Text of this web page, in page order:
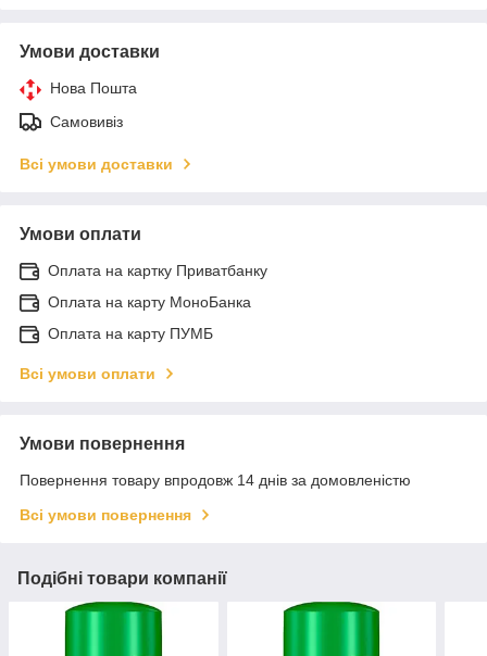
Умови доставки
Нова Пошта
Самовивіз
Всі умови доставки
Умови оплати
Оплата на картку Приватбанку
Оплата на карту МоноБанка
Оплата на карту ПУМБ
Всі умови оплати
Умови повернення
Повернення товару впродовж 14 днів за домовленістю
Всі умови повернення
Подібні товари компанії